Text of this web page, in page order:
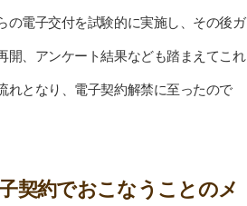
の電子交付を試験的に実施し、その後ガ
開、アンケート結果なども踏まえてこれ
れとなり、電子契約解禁に至ったので
契約でおこなうことのメ